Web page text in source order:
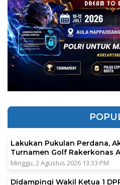
Lakukan Pukulan Perdana,
Turnamen Golf Rakerkonas
Minggu, 2 Agustus 2026 13:33 PM
Didampingi Wakil Ketua 1